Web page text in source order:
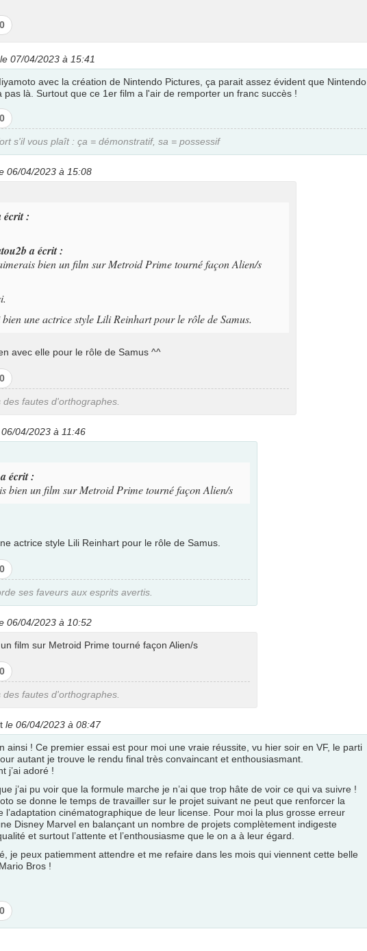
J’aime
0
le 07/04/2023 à 15:41
avec la création de Nintendo Pictures, ça parait assez évident que Nintendo
pas là. Surtout que ce 1er film a l'air de remporter un franc succès !
J’aime
0
s'il vous plaît : ça = démonstratif, sa = possessif
06/04/2023 à 15:08
écrit :
a écrit :
bien un film sur Metroid Prime tourné façon Alien/s
une actrice style Lili Reinhart pour le rôle de Samus.
avec elle pour le rôle de Samus ^^
J’aime
0
fautes d'orthographes.
04/2023 à 11:46
écrit :
bien un film sur Metroid Prime tourné façon Alien/s
actrice style Lili Reinhart pour le rôle de Samus.
J’aime
0
ses faveurs aux esprits avertis.
06/04/2023 à 10:52
film sur Metroid Prime tourné façon Alien/s
J’aime
0
fautes d'orthographes.
le 06/04/2023 à 08:47
ainsi ! Ce premier essai est pour moi une vraie réussite, vu hier soir en VF, le parti
autant je trouve le rendu final très convaincant et enthousiasmant.
j’ai adoré !
j’ai pu voir que la formule marche je n’ai que trop hâte de voir ce qui va suivre !
se donne le temps de travailler sur le projet suivant ne peut que renforcer la
l’adaptation cinématographique de leur license. Pour moi la plus grosse erreur
Disney Marvel en balançant un nombre de projets complètement indigeste
et surtout l’attente et l’enthousiasme que le on a à leur égard.
je peux patiemment attendre et me refaire dans les mois qui viennent cette belle
Bros !
J’aime
0